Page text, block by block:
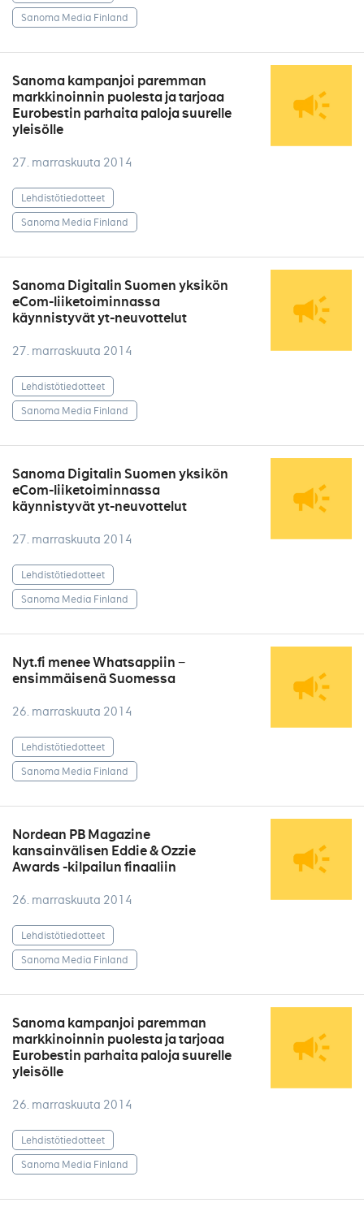
Sanoma Media Finland
Sanoma kampanjoi paremman
markkinoinnin puolesta ja tarjoaa
Eurobestin parhaita paloja suurelle
yleisölle
27. marraskuuta 2014
Lehdistötiedotteet
Sanoma Media Finland
Sanoma Digitalin Suomen yksikön
eCom-liiketoiminnassa
käynnistyvät yt-neuvottelut
27. marraskuuta 2014
Lehdistötiedotteet
Sanoma Media Finland
Sanoma Digitalin Suomen yksikön
eCom-liiketoiminnassa
käynnistyvät yt-neuvottelut
27. marraskuuta 2014
Lehdistötiedotteet
Sanoma Media Finland
Nyt.fi menee Whatsappiin −
ensimmäisenä Suomessa
26. marraskuuta 2014
Lehdistötiedotteet
Sanoma Media Finland
Nordean PB Magazine
kansainvälisen Eddie & Ozzie
Awards -kilpailun finaaliin
26. marraskuuta 2014
Lehdistötiedotteet
Sanoma Media Finland
Sanoma kampanjoi paremman
markkinoinnin puolesta ja tarjoaa
Eurobestin parhaita paloja suurelle
yleisölle
26. marraskuuta 2014
Lehdistötiedotteet
Sanoma Media Finland